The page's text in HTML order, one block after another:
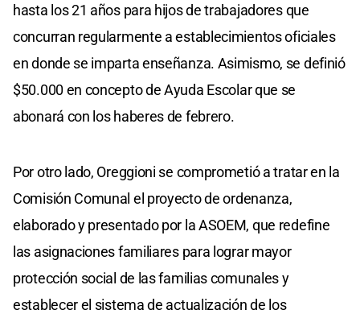
hasta los 21 años para hijos de trabajadores que
concurran regularmente a establecimientos oficiales
en donde se imparta enseñanza. Asimismo, se definió
$50.000 en concepto de Ayuda Escolar que se
abonará con los haberes de febrero.
Por otro lado, Oreggioni se comprometió a tratar en la
Comisión Comunal el proyecto de ordenanza,
elaborado y presentado por la ASOEM, que redefine
las asignaciones familiares para lograr mayor
protección social de las familias comunales y
establecer el sistema de actualización de los